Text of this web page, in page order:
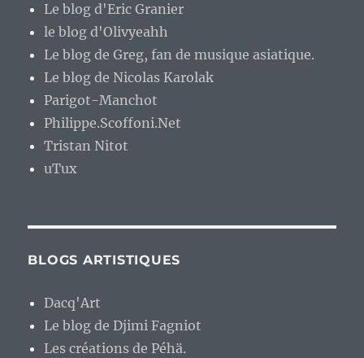
Le blog d'Eric Granier
le blog d'Olivyeahh
Le blog de Greg, fan de musique asiatique.
Le blog de Nicolas Karolak
Parigot-Manchot
Philippe.Scoffoni.Net
Tristan Nitot
uTux
BLOGS ARTISTIQUES
Dacq'Art
Le blog de Djimi Fagniot
Les créations de Péhä.